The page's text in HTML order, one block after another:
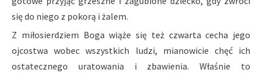
się do niego z pokorą i żalem.
Z miłosierdziem Boga wiąże się też czwarta cecha jego
ojcostwa wobec wszystkich ludzi, mianowicie chęć ich
ostatecznego uratowania i zbawienia. Właśnie to